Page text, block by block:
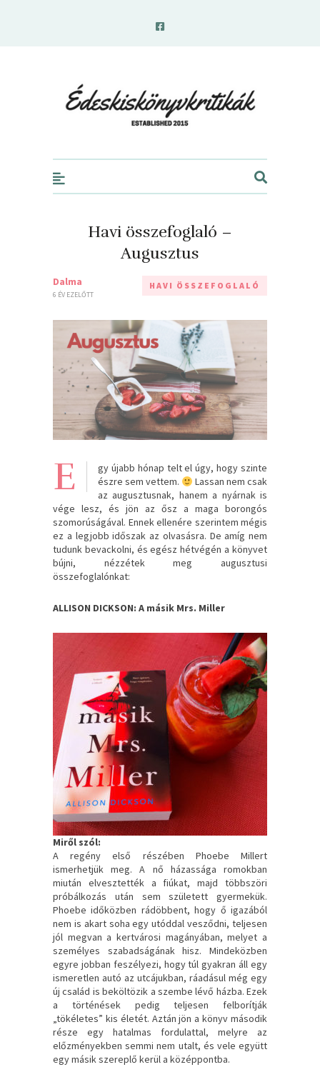
Havi összefoglaló –
Augusztus
Dalma
6 ÉV EZELŐTT
HAVI ÖSSZEFOGLALÓ
E
gy újabb hónap telt el úgy, hogy szinte
észre sem vettem.
Lassan nem csak
az augusztusnak, hanem a nyárnak is
vége lesz, és jön az ősz a maga borongós
szomorúságával. Ennek ellenére szerintem mégis
ez a legjobb időszak az olvasásra. De amíg nem
tudunk bevackolni, és egész hétvégén a könyvet
bújni, nézzétek meg augusztusi
összefoglalónkat:
ALLISON DICKSON: A ​másik Mrs. Miller
Miről szól:
A regény első részében Phoebe Millert
ismerhetjük meg. A nő házassága romokban
miután elvesztették a fiúkat, majd többszöri
próbálkozás után sem született gyermekük.
Phoebe időközben rádöbbent, hogy ő igazából
nem is akart soha egy utóddal vesződni, teljesen
jól megvan a kertvárosi magányában, melyet a
személyes szabadságának hisz. Mindeközben
egyre jobban feszélyezi, hogy túl gyakran áll egy
ismeretlen autó az utcájukban, ráadásul még egy
új család is beköltözik a szembe lévő házba. Ezek
a történések pedig teljesen felborítják
„tökéletes” kis életét. Aztán jön a könyv második
része egy hatalmas fordulattal, melyre az
előzményekben semmi nem utalt, és vele együtt
egy másik szereplő kerül a középpontba.